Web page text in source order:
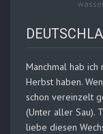
Manchmal hab
Herbst haben.
schon vereinzelt
(Unter aller Sau).
liebe diesen